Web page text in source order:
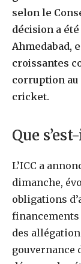
selon le
décision a
Ahmedabad,
croissantes
corruption au
cricket.
Que
L’ICC a
dimanche,
obligations
financements
des
gouvernance